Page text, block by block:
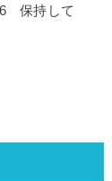
保持して